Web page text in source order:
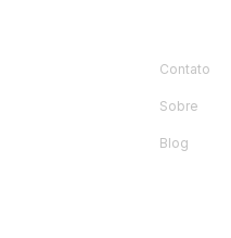
Contato
Sobre
Blog